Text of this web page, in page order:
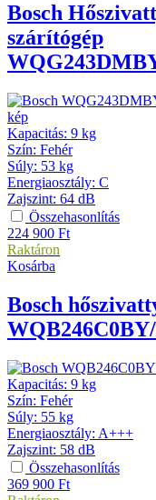
Bosch
szárítógép
Kapacitás: 9 kg
Szín: Fehér
Súly: 53 kg
Energiaosztály: C
Zajszint: 64 dB
Összehasonlítás
224 900 Ft
Raktáron
Kosárba
Bosch
Kapacitás: 9 kg
Szín: Fehér
Súly: 55 kg
Energiaosztály: A+++
Zajszint: 58 dB
Összehasonlítás
369 900 Ft